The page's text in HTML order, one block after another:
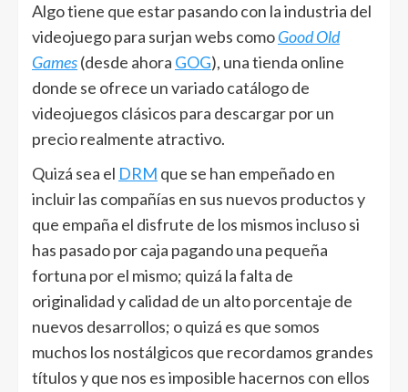
Algo tiene que estar pasando con la industria del
videojuego para surjan webs comoGood Old
Games(desde ahora GOG), una tienda online
donde se ofrece un variado catálogo de
videojuegos clásicos para descargar por un
precio realmente atractivo.
Quizá sea el DRM que se han empeñado en
incluir las compañías en sus nuevos productos y
que empaña el disfrute de los mismos incluso si
has pasado por caja pagando una pequeña
fortuna por el mismo; quizá la falta de
originalidad y calidad de un alto porcentaje de
nuevos desarrollos; o quizá es que somos
muchos los nostálgicos que recordamos grandes
títulos y que nos es imposible hacernos con ellos